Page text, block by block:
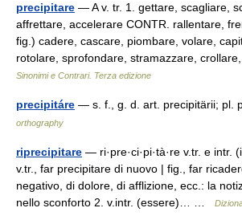
precipitare — A v. tr. 1. gettare, scagliare,
affrettare, accelerare CONTR. rallentare,
fig.) cadere, cascare, piombare, volare,
rotolare, sprofondare, stramazzare,
Sinonimi e Contrari. Terza edizione
precipitáre — s. f., g. d. art. precipitärii; pl.
orthography
riprecipitare — ri·pre·ci·pi·tà·re v.tr. e intr.
v.tr., far precipitare di nuovo | fig., far
negativo, di dolore, di afflizione, ecc.: la
nello sconforto 2. v.intr. (essere)… …